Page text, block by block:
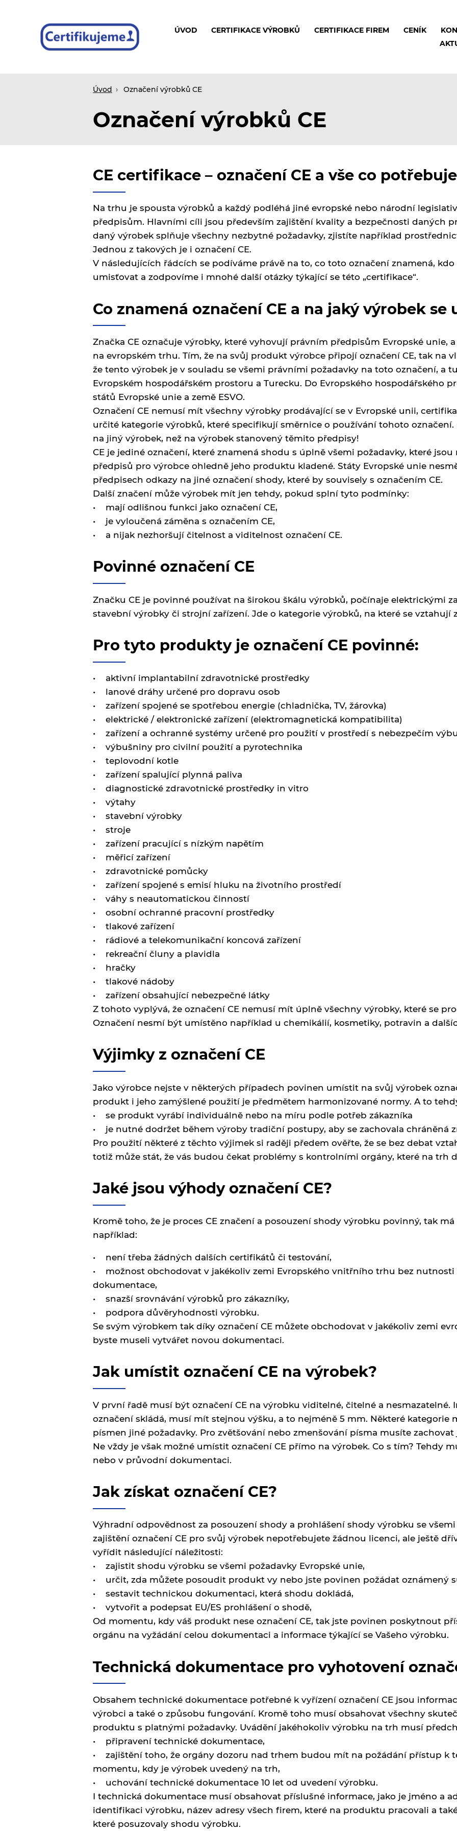
Certifikace
ÚVOD CERTIFIKACE VÝROBKŮ CERTIFIKACE FIREM CENÍK
Úvod Označení výrobků CE
Označení výrobků CE
CE certifikace – označení CE a vše co
Na trhu je spousta výrobků a každý podléhá jiné evropské nebo národní
předpisům. Hlavními cíli jsou především zajištění kvality a bezpečnosti daných
daný výrobek splňuje všechny nezbytné požadavky, zjistíte například
Jednou z takových je i označení CE.
V následujících řádcích se podíváme právě na to, co toto označení znamená,
umisťovat a zodpovíme i mnohé další otázky týkající se této „certifikace“.
Co znamená označení CE a na jaký výrobek se
Značka CE označuje výrobky, které vyhovují právním předpisům Evropské unie,
na evropském trhu. Tím, že na svůj produkt výrobce připojí označení CE, tak na
že tento výrobek je v souladu se všemi právními požadavky na toto označení, a
Evropském hospodářském prostoru a Turecku. Do Evropského hospodářského
států Evropské unie a země ESVO.
Označení CE nemusí mít všechny výrobky prodávající se v Evropské unii,
určité kategorie výrobků, které specifikují směrnice o používání tohoto označení.
na jiný výrobek, než na výrobek stanovený těmito předpisy!
CE je jediné označení, které znamená shodu s úplně všemi požadavky, které
předpisů pro výrobce ohledně jeho produktu kladené. Státy Evropské unie
předpisech odkazy na jiné označení shody, které by souvisely s označením CE.
Další značení může výrobek mít jen tehdy, pokud splní tyto podmínky:
• mají odlišnou funkci jako označení CE,
• je vyloučená záměna s označením CE,
• a nijak nezhoršují čitelnost a viditelnost označení CE.
Povinné označení CE
Značku CE je povinné používat na širokou škálu výrobků, počínaje elektrickými
stavební výrobky či strojní zařízení. Jde o kategorie výrobků, na které se vztahují
Pro tyto produkty je označení CE povinné:
• aktivní implantabilní zdravotnické prostředky
• lanové dráhy určené pro dopravu osob
• zařízení spojené se spotřebou energie (chladnička, TV, žárovka)
• elektrické / elektronické zařízení (elektromagnetická kompatibilita)
• zařízení a ochranné systémy určené pro použití v prostředí s nebezpečím
• výbušniny pro civilní použití a pyrotechnika
• teplovodní kotle
• zařízení spalující plynná paliva
• diagnostické zdravotnické prostředky in vitro
• výtahy
• stavební výrobky
• stroje
• zařízení pracující s nízkým napětím
• měřicí zařízení
• zdravotnické pomůcky
• zařízení spojené s emisí hluku na životního prostředí
• váhy s neautomatickou činností
• osobní ochranné pracovní prostředky
• tlakové zařízení
• rádiové a telekomunikační koncová zařízení
• rekreační čluny a plavidla
• hračky
• tlakové nádoby
• zařízení obsahující nebezpečné látky
Z tohoto vyplývá, že označení CE nemusí mít úplně všechny výrobky, které se
Označení nesmí být umístěno například u chemikálií, kosmetiky, potravin a
Výjimky z označení CE
Jako výrobce nejste v některých případech povinen umístit na svůj výrobek
produkt i jeho zamýšlené použití je předmětem harmonizované normy. A to
• se produkt vyrábí individuálně nebo na míru podle potřeb zákazníka
• je nutné dodržet během výroby tradiční postupy, aby se zachovala chráněná
Pro použití některé z těchto výjimek si raději předem ověřte, že se bez debat
totiž může stát, že vás budou čekat problémy s kontrolními orgány, které na trh
Jaké jsou výhody označení CE?
Kromě toho, že je proces CE značení a posouzení shody výrobku povinný, tak
například:
• není třeba žádných dalších certifikátů či testování,
• možnost obchodovat v jakékoliv zemi Evropského vnitřního trhu bez nutnosti
dokumentace,
• snazší srovnávání výrobků pro zákazníky,
• podpora důvěryhodnosti výrobku.
Se svým výrobkem tak díky označení CE můžete obchodovat v jakékoliv zemi
byste museli vytvářet novou dokumentaci.
Jak umístit označení CE na výrobek?
V první řadě musí být označení CE na výrobku viditelné, čitelné a nesmazatelné.
označení skládá, musí mít stejnou výšku, a to nejméně 5 mm. Některé kategorie
písmen jiné požadavky. Pro zvětšování nebo zmenšování písma musíte
Ne vždy je však možné umístit označení CE přímo na výrobek. Co s tím? Tehdy
nebo v průvodní dokumentaci.
Jak získat označení CE?
Výhradní odpovědnost za posouzení shody a prohlášení shody výrobku se
zajištění označení CE pro svůj výrobek nepotřebujete žádnou licenci, ale ještě
vyřídit následující náležitosti:
• zajistit shodu výrobku se všemi požadavky Evropské unie,
• určit, zda můžete posoudit produkt vy nebo jste povinen požádat oznámený
• sestavit technickou dokumentaci, která shodu dokládá,
• vytvořit a podepsat EU/ES prohlášení o shodě,
Od momentu, kdy váš produkt nese označení CE, tak jste povinen poskytnout
orgánu na vyžádání celou dokumentaci a informace týkající se Vašeho výrobku.
Technická dokumentace pro vyhotovení
Obsahem technické dokumentace potřebné k vyřízení označení CE jsou
výrobci a také o způsobu fungování. Kromě toho musí obsahovat všechny
produktu s platnými požadavky. Uvádění jakéhokoliv výrobku na trh musí
• připravení technické dokumentace,
• zajištění toho, že orgány dozoru nad trhem budou mít na požádání přístup k
momentu, kdy je výrobek uvedený na trh,
• uchování technické dokumentace 10 let od uvedení výrobku.
I technická dokumentace musí obsahovat příslušné informace, jako je jméno a
identifikaci výrobku, název adresy všech firem, které na produktu pracovali a
které posuzovaly shodu výrobku.